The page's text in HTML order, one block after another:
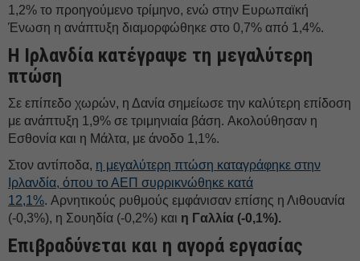
1,2% το προηγούμενο τρίμηνο, ενώ στην Ευρωπαϊκή
Ένωση η ανάπτυξη διαμορφώθηκε στο 0,7% από 1,4%.
Η Ιρλανδία κατέγραψε τη μεγαλύτερη
πτώση
Σε επίπεδο χωρών, η Δανία σημείωσε την καλύτερη επίδοση
με ανάπτυξη 1,9% σε τριμηνιαία βάση. Ακολούθησαν η
Εσθονία και η Μάλτα, με άνοδο 1,1%.
Στον αντίποδα, η μεγαλύτερη πτώση καταγράφηκε στην
Ιρλανδία, όπου το ΑΕΠ συρρικνώθηκε κατά
12,1%. Αρνητικούς ρυθμούς εμφάνισαν επίσης η Λιθουανία
(-0,3%), η Σουηδία (-0,2%) και η Γαλλία (-0,1%).
Επιβραδύνεται και η αγορά εργασίας